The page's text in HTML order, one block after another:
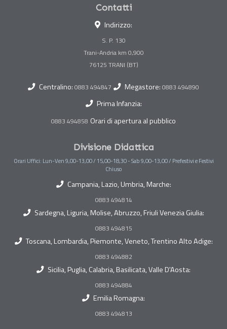
Contatti
Indirizzo:
S. P. 130
Trani-Andria km 0,900
Centralino: 0883 494847 Megastore: 0883 494890
Prima Infanzia:
0883 494858 Orari di apertura al pubblico
Divisione Didattica
Orari Uffici: Lun-Ven 9,00-13,00 / 15,00-18,30 - Sab 9,00-13,00 / Prefestivi e Festivi
Chiuso
Campania, Lazio, Umbria, Marche:
0883 494814
Sardegna, Liguria, Molise, Abruzzo, Friuli Venezia Giulia:
0883 494815
Toscana, Lombardia, Piemonte, Veneto, Trentino Alto Adige:
0883 494882
Sicilia, Puglia, Calabria, Basilicata, Valle D'Aosta:
0883 494884
Emilia Romagna:
0883 494813